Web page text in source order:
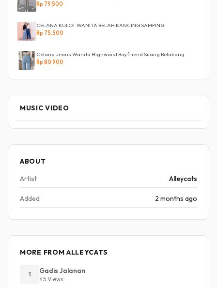
Rp 79.500
CELANA KULOT WANITA BELAH KANCING SAMPING
Rp 75.500
Celana Jeans Wanita Highwaist Boyfriend Silang Belakang
Rp 80.900
MUSIC VIDEO
ABOUT
Artist
Alleycats
Added 2 months ago
MORE FROM ALLEYCATS
1 Gadis Jalanan
45 Views